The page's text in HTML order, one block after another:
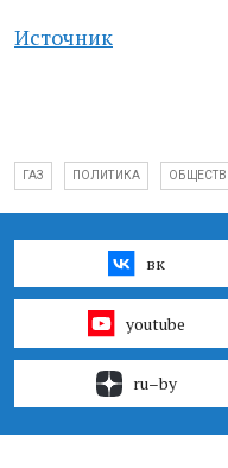
Источник
ГАЗ ПОЛИТИКА
вк
youtube
ru–by